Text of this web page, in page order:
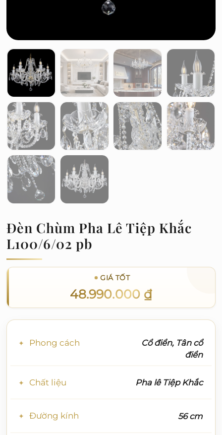
Đèn Chùm Pha Lê Tiệp Khắc
L100/6/02 pb
GIÁ TỐT
48.990.000 ₫
Phong cách
Cổ điển, Tân cổ
điển
Chất liệu Pha lê Tiệp Khắc
Đường kính 56 cm